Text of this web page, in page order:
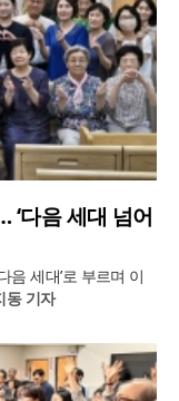
‘다음 세대 넘어
음 세대’로 부르며 이
동 기자